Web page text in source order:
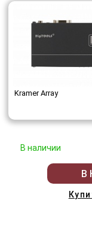
Kramer Array
В наличии
В